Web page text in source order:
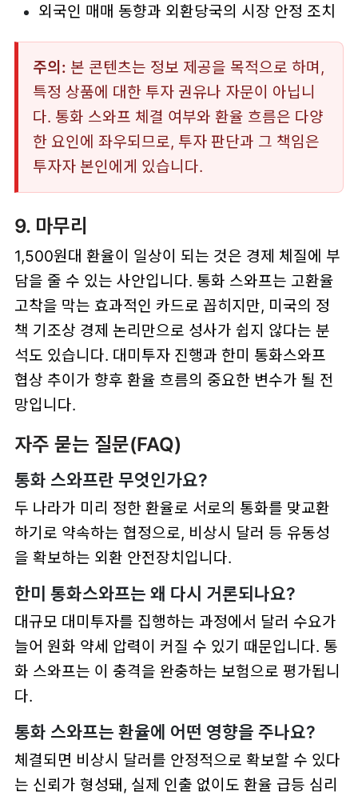
외국인 매매 동향과 외환당국의 시장 안정 조치
주의: 본 콘텐츠는 정보 제공을 목적으로 하며,
특정 상품에 대한 투자 권유나 자문이 아닙니
다. 통화 스와프 체결 여부와 환율 흐름은 다양
한 요인에 좌우되므로, 투자 판단과 그 책임은
투자자 본인에게 있습니다.
9. 마무리
1,500원대 환율이 일상이 되는 것은 경제 체질에 부
담을 줄 수 있는 사안입니다. 통화 스와프는 고환율
고착을 막는 효과적인 카드로 꼽히지만, 미국의 정
책 기조상 경제 논리만으로 성사가 쉽지 않다는 분
석도 있습니다. 대미투자 진행과 한미 통화스와프
협상 추이가 향후 환율 흐름의 중요한 변수가 될 전
망입니다.
자주 묻는 질문(FAQ)
통화 스와프란 무엇인가요?
두 나라가 미리 정한 환율로 서로의 통화를 맞교환
하기로 약속하는 협정으로, 비상시 달러 등 유동성
을 확보하는 외환 안전장치입니다.
한미 통화스와프는 왜 다시 거론되나요?
대규모 대미투자를 집행하는 과정에서 달러 수요가
늘어 원화 약세 압력이 커질 수 있기 때문입니다. 통
화 스와프는 이 충격을 완충하는 보험으로 평가됩니
다.
통화 스와프는 환율에 어떤 영향을 주나요?
체결되면 비상시 달러를 안정적으로 확보할 수 있다
는 신뢰가 형성돼, 실제 인출 없이도 환율 급등 심리